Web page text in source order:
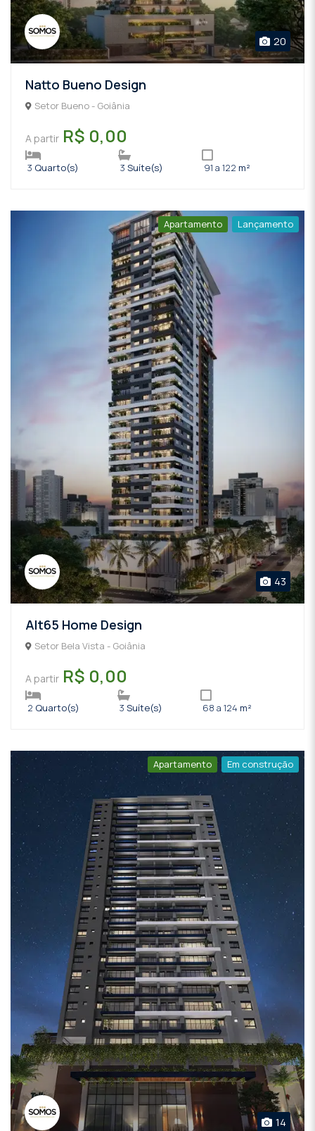
20
Natto Bueno Design
Setor Bueno - Goiânia
A partir R$ 0,00
3 Quarto(s) 3 Suíte(s) 91 a 122 m²
Apartamento Lançamento
43
Alt65 Home Design
Setor Bela Vista - Goiânia
A partir R$ 0,00
2 Quarto(s) 3 Suíte(s) 68 a 124 m²
Apartamento Em construção
14